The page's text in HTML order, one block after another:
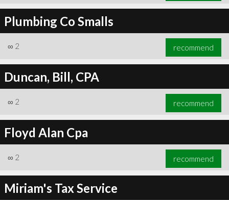
Plumbing Co Smalls
∞ 2 recommend
Duncan, Bill, CPA
∞ 2 recommend
Floyd Alan Cpa
∞ 2 recommend
Miriam's Tax Service